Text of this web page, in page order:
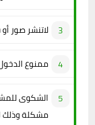
لاتنشر صور
ممنوع
الشكوى
مشكلة وذلك